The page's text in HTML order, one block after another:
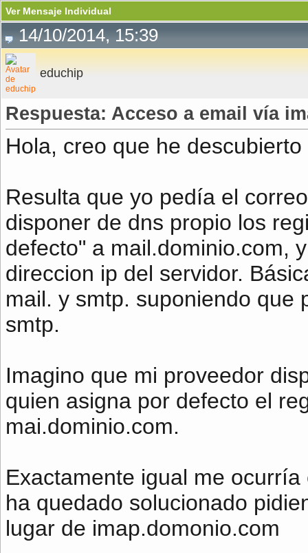
Ver Mensaje Individual
14/10/2014, 15:39
educhip
Respuesta: Acceso a email vía
Hola, creo que he
Resulta que yo pedía el
disponer de dns propio los
defecto" a mail.dominio.com,
direccion ip del servidor.
mail. y smtp. suponiendo que
smtp.
Imagino que mi proveedor
quien asigna por defecto el
mai.dominio.com.
Exactamente igual me
ha quedado solucionado
lugar de imap.domonio.com